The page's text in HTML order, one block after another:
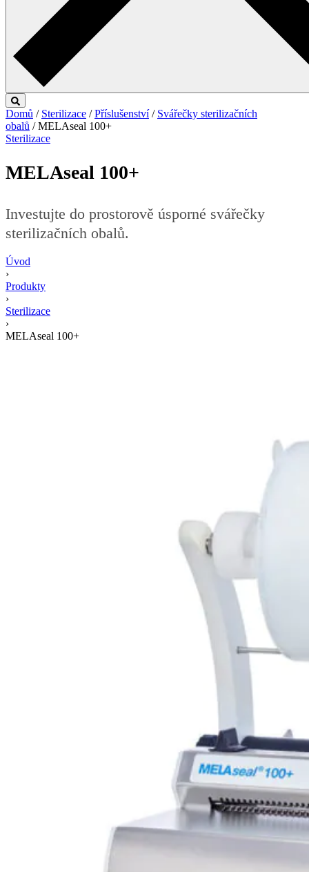
Domů / Sterilizace /Příslušenství/ Svářečky sterilizačních
obalů / MELAseal 100+
Sterilizace
MELAseal 100+
Investujte do prostorově úsporné svářečky
sterilizačních obalů.
Úvod
›
Produkty
›
Sterilizace
›
MELAseal 100+